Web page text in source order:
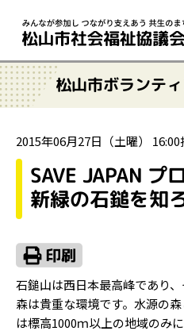
松山市ボランテ
2015年06月27日（土曜） 16:00
SAVE JAPAN
新緑の石鎚を知
石鎚山は西日本最高峰であり
森は貴重な環境です。水源の
は標高1000ｍ以上の地域のみ